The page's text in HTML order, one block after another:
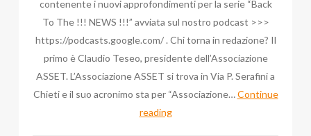
contenente i nuovi approfondimenti per la serie “Back
To The !!! NEWS !!!” avviata sul nostro podcast >>>
https://podcasts.google.com/ . Chi torna in redazione? Il
primo è Claudio Teseo, presidente dell’Associazione
ASSET. L’Associazione ASSET si trova in Via P. Serafini a
Chieti e il suo acronimo sta per “Associazione…Continue
readingDa